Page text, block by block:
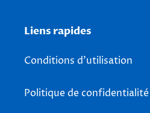
Liens rapides
Conditions d'utilisation
Politique de confidentialité